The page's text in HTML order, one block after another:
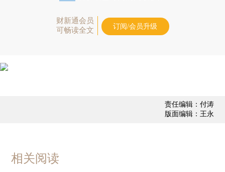
财新通会员
可畅读全文
订阅/会员升级
责任编辑：付涛
版面编辑：王永
相关阅读